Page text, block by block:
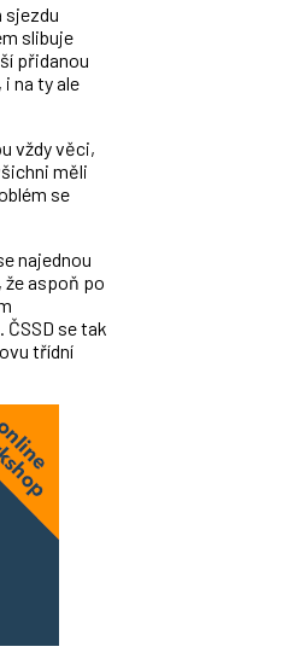
sjezdu
slibuje
přidanou
na ty ale
vždy věci,
měli
se
najednou
že aspoň po
se tak
třídní